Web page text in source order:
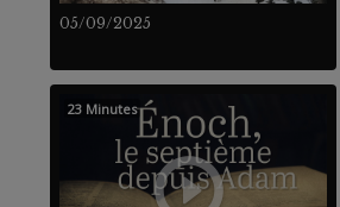
05/09/2025
23 Minutes